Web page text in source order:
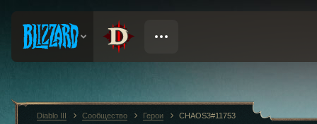
Diablo III Сообщество Герои CHAOS3#11753